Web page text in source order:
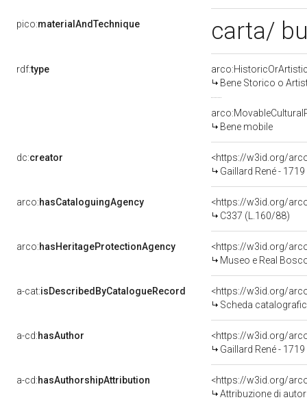
pico:materialAndTechnique carta/
rdf:type
Bene Storico o
Bene mobile
dc:creator
<https://w3id.org/
Gaillard René -
arco:hasCataloguingAgency
<https://w3id.org/
C337 (L.160/88)
arco:hasHeritageProtectionAgency
<https://w3id.org/
Museo e Real
a-cat:isDescribedByCatalogueRecord
<https://w3id.org/
Scheda
a-cd:hasAuthor
<https://w3id.org/
Gaillard René -
a-cd:hasAuthorshipAttribution
<https://w3id.org/
Attribuzione di